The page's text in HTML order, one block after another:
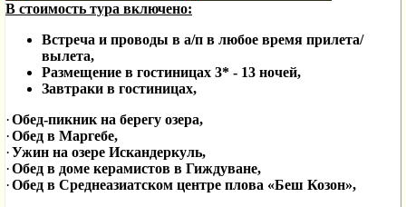
В стоимость тура включено:
Встреча и проводы в а/п в любое время прилета/
вылета,
Размещение в гостиницах 3* - 13 ночей,
Завтраки в гостиницах,
·Обед-пикник на берегу озера,
·Обед в Маргебе,
·Ужин на озере Искандеркуль,
·Обед в доме керамистов в Гиждуване,
·Обед в Среднеазиатском центре плова «Беш Козон»,